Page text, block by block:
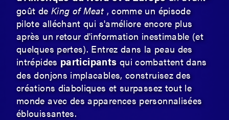
goût deKing of Meat, comme un épisode
pilote alléchant qui s'améliore encore plus
après un retour d'information inestimable (et
quelques pertes). Entrez dans la peau des
intrépides participantsqui combattent dans
des donjons implacables, construisez des
créations diaboliques et surpassez tout le
monde avec des apparences personnalisées
éblouissantes.